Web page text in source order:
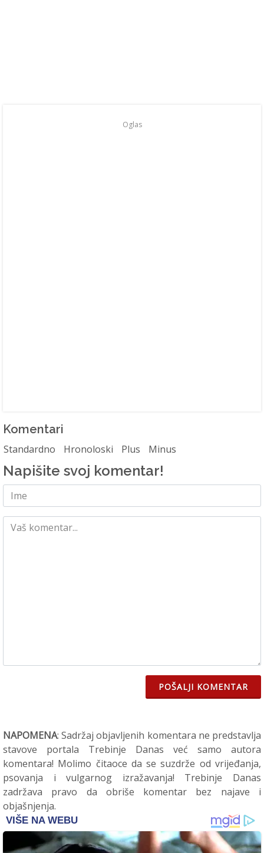
Oglas
Komentari
Standardno Hronoloski Plus Minus
Napišite svoj komentar!
POŠALJI KOMENTAR
NAPOMENA: Sadržaj objavljenih komentara ne predstavlja
stavove portala Trebinje Danas već samo autora
komentara! Molimo čitaoce da se suzdrže od vrijeđanja,
psovanja i vulgarnog izražavanja! Trebinje Danas
zadržava pravo da obriše komentar bez najave i
objašnjenja.